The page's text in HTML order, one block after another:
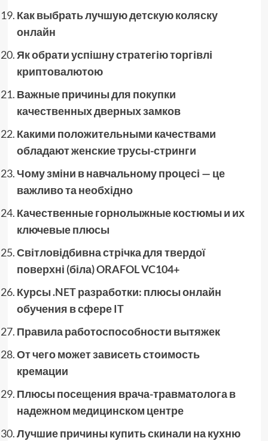
Как выбрать лучшую детскую коляску
онлайн
Як обрати успішну стратегію торгівлі
криптовалютою
Важные причины для покупки
качественных дверных замков
Какими положительными качествами
обладают женские трусы-стринги
Чому зміни в навчальному процесі — це
важливо та необхідно
Качественные горнолыжные костюмы и их
ключевые плюсы
Світловідбивна стрічка для твердої
поверхні (біла) ORAFOL VC104+
Курсы .NET разработки: плюсы онлайн
обучения в сфере IT
Правила работоспособности вытяжек
От чего может зависеть стоимость
кремации
Плюсы посещения врача-травматолога в
надежном медицинском центре
Лучшие причины купить скинали на кухню